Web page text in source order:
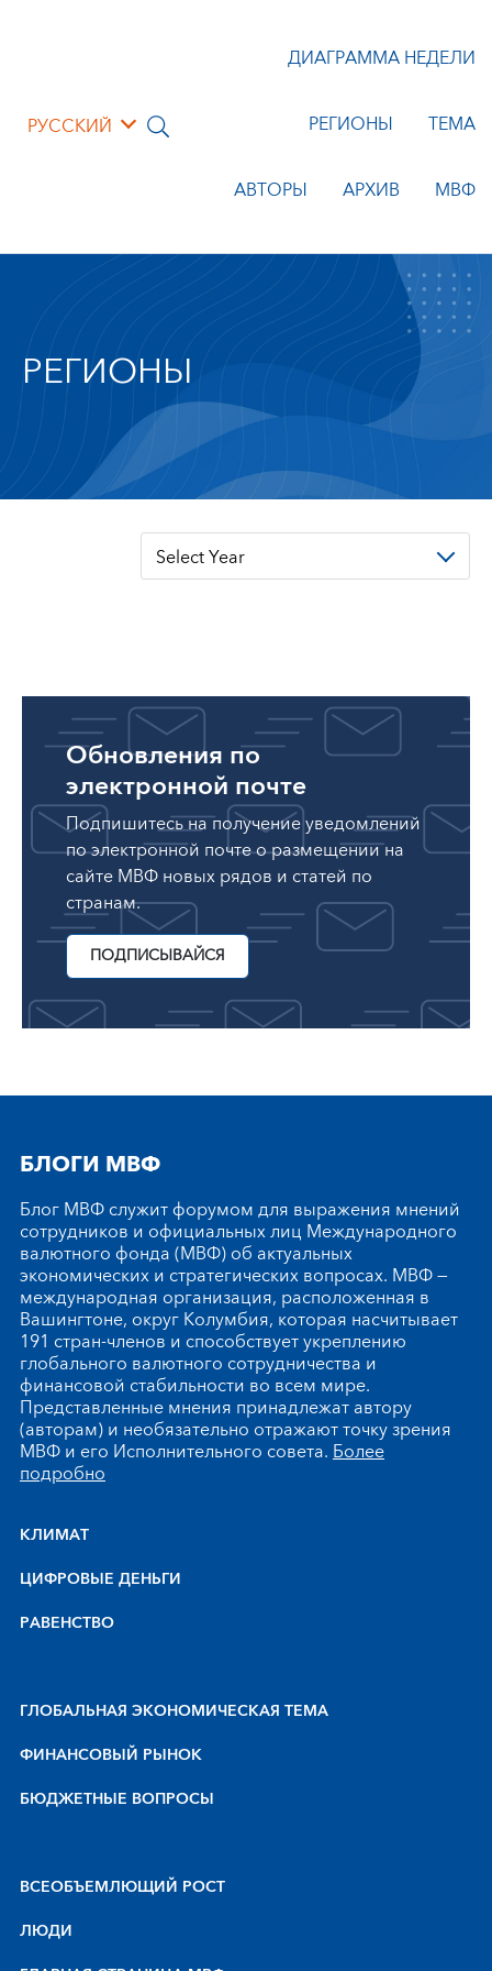
РУССКИЙ
ДИАГРАММА НЕДЕЛИ
РЕГИОНЫ ТЕМА
АВТОРЫ АРХИВ МВФ
РЕГИОНЫ
Select Year
Обновления по
электронной почте
Подпишитесь на получение уведомлений
по электронной почте о размещении на
сайте МВФ новых рядов и статей по
странам.
ПОДПИСЫВАЙСЯ
БЛОГИ МВФ
Блог МВФ служит форумом для выражения мнений
сотрудников и официальных лиц Международного
валютного фонда (МВФ) об актуальных
экономических и стратегических вопросах. МВФ —
международная организация, расположенная в
Вашингтоне, округ Колумбия, которая насчитывает
191 стран-членов и способствует укреплению
глобального валютного сотрудничества и
финансовой стабильности во всем мире.
Представленные мнения принадлежат автору
(авторам) и необязательно отражают точку зрения
МВФ и его Исполнительного совета.Более
подробно
КЛИМАТ
ЦИФРОВЫЕ ДЕНЬГИ
РАВЕНСТВО
ГЛОБАЛЬНАЯ ЭКОНОМИЧЕСКАЯ ТЕМА
ФИНАНСОВЫЙ РЫНОК
БЮДЖЕТНЫЕ ВОПРОСЫ
BCEOБЪEMЛЮЩИЙ POCT
ЛЮДИ